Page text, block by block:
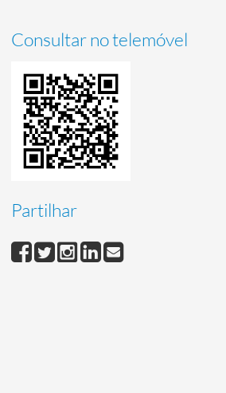
Consultar no telemóvel
Partilhar